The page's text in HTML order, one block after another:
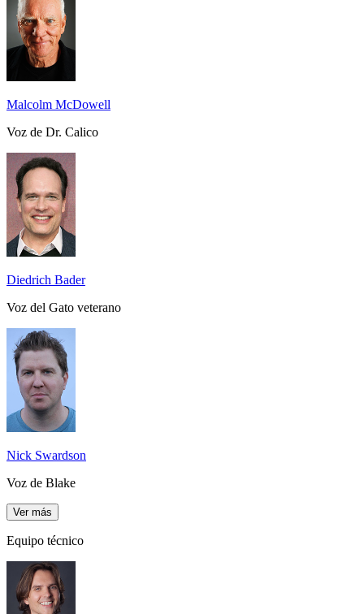
Malcolm McDowell
Voz de Dr. Calico
Diedrich Bader
Voz del Gato veterano
Nick Swardson
Voz de Blake
Ver más
Equipo técnico